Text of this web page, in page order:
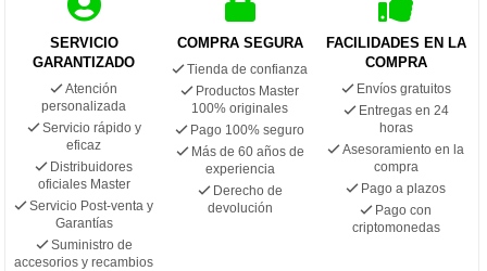
SERVICIO
GARANTIZADO
Atención
personalizada
Servicio rápido y
eficaz
Distribuidores
oficiales Master
Servicio Post-venta y
Garantías
Suministro de
accesorios y recambios
COMPRA SEGURA
Tienda de confianza
Productos Master
100% originales
Pago 100% seguro
Más de 60 años de
experiencia
Derecho de
devolución
FACILIDADES EN LA
COMPRA
Envíos gratuitos
Entregas en 24
horas
Asesoramiento en la
compra
Pago a plazos
Pago con
criptomonedas